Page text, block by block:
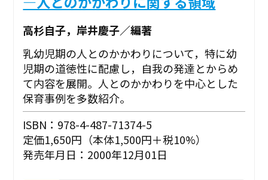
高杉自子，岸井慶子／編著
乳幼児期の人とのかかわりについて，特に幼
児期の道徳性に配慮し，自我の発達とからめ
て内容を展開。人とのかかわりを中心とした
保育事例を多数紹介。
ISBN：978-4-487-71374-5
定価1,650円（本体1,500円＋税10%）
発売年月日：2000年12月01日